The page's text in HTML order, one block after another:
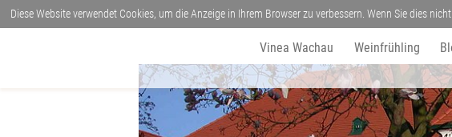
Diese Website verwendet Cookies, um die Anzeige in Ihrem Browser zu verbessern. Wenn Sie dies
Vinea Wachau Weinfrühling